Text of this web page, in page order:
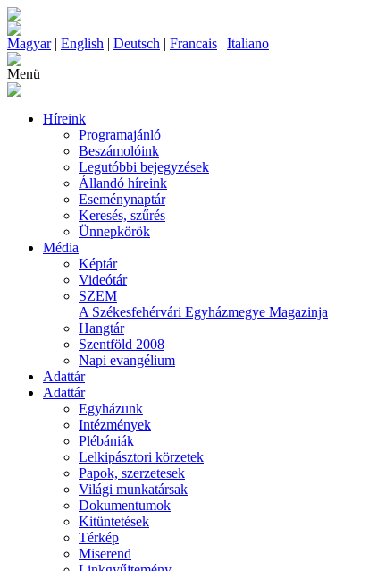
Magyar| English | Deutsch | Francais | Italiano
Menü
Híreink
Programajánló
Beszámolóink
Legutóbbi bejegyzések
Állandó híreink
Eseménynaptár
Keresés, szűrés
Ünnepkörök
Média
Képtár
Videótár
SZEM
A Székesfehérvári Egyházmegye Magazinja
Hangtár
Szentföld 2008
Napi evangélium
Adattár
Adattár
Egyházunk
Intézmények
Plébániák
Lelkipásztori körzetek
Papok, szerzetesek
Világi munkatársak
Dokumentumok
Kitüntetések
Térkép
Miserend